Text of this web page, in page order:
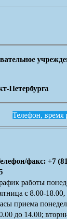
Петербурга
Телефон, время
факс: +7
работы
с 8.00-18.00,
приема
до 14.00;